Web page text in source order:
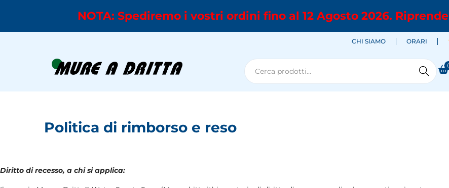
NOTA: Spediremo i vostri ordini fino al 12 Agosto 2026.
CHI SIAMO ORARI
Cerca
Politica di rimborso e reso
Diritto di recesso, a chi si applica: